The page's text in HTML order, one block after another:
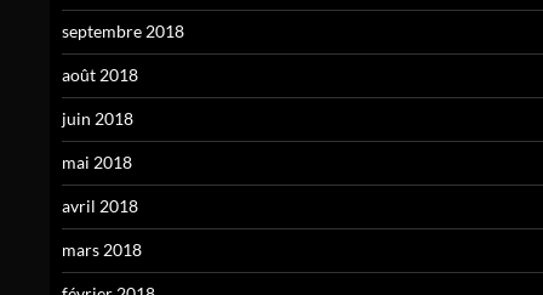
septembre 2018
août 2018
juin 2018
mai 2018
avril 2018
mars 2018